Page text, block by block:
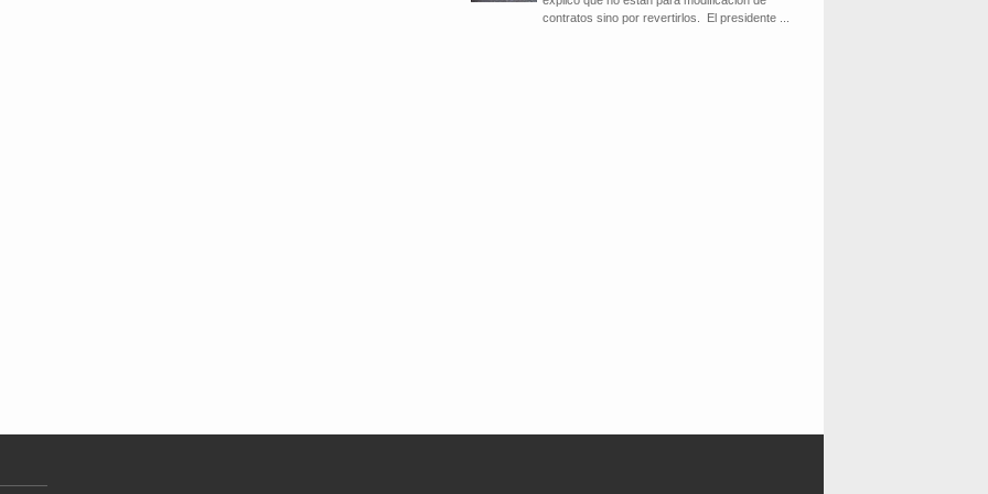
contratos sino por revertirlos. El presidente ...